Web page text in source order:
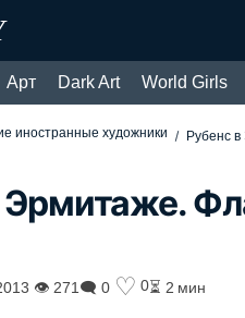
Арт Dark Art World Girls
иностранные художники Рубенс
Эрмитаже.
👁 271 🗨 0 ♡ 0⏳ 2 мин